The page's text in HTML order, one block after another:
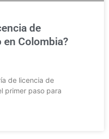
de
Colombia?
de licencia de
primer paso para